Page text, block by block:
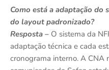
Como está a adaptação do
do layout padronizado?
Resposta – O sistema da
adaptação técnica e cada
cronograma interno. A CNA